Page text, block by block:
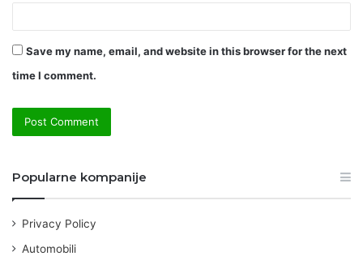
Save my name, email, and website in this browser for the next
time I comment.
Popularne kompanije
Privacy Policy
Automobili